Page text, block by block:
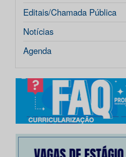
Editais/Chamada Pública
Notícias
Agenda